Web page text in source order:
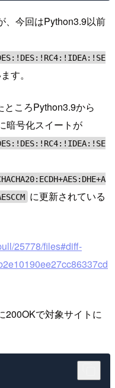
、今回はPython3.9以前
す。
ころPython3.9から
暗号化スイートが
に更新されている
25778/files#diff-
200OKで対象サイトに